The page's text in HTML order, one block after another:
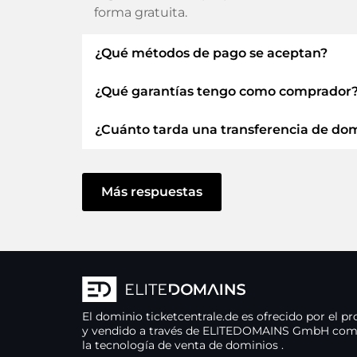
forma gratuita.
¿Qué métodos de pago se aceptan?
Utilizamos SEPA como prepago y
¿Qué garantías tengo como
Siempre le garantizamos como
Dominio.
Recuperarás tudinero
Siempre puedes contactar con el
soporte.
¿Cuánto tarda una transferencia de
La transferencia de dominio a un nuevo
actúe sin demora y no haya problemas
Más respuestas
El dominio ticketcentrale.de es ofrecido por el
y vendido a través de ELITEDOMAINS GmbH
la tecnología de venta de dominios .